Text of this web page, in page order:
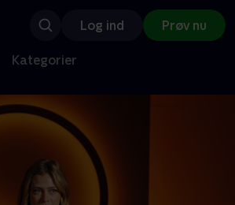
Log ind Prøv nu
Kategorier